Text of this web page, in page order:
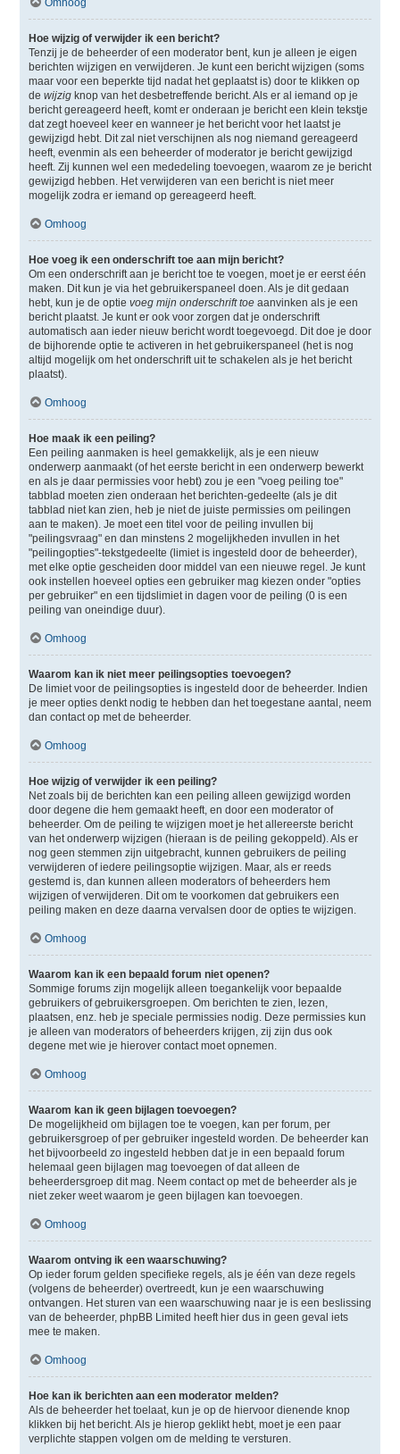
Omhoog
Hoe wijzig of verwijder ik een bericht?
Tenzij je de beheerder of een moderator bent, kun je alleen je eigen
berichten wijzigen en verwijderen. Je kunt een bericht wijzigen (soms
maar voor een beperkte tijd nadat het geplaatst is) door te klikken op
de wijzigknop van het desbetreffende bericht. Als er al iemand op je
bericht gereageerd heeft, komt er onderaan je bericht een klein tekstje
dat zegt hoeveel keer en wanneer je het bericht voor het laatst je
gewijzigd hebt. Dit zal niet verschijnen als nog niemand gereageerd
heeft, evenmin als een beheerder of moderator je bericht gewijzigd
heeft. Zij kunnen wel een mededeling toevoegen, waarom ze je bericht
gewijzigd hebben. Het verwijderen van een bericht is niet meer
mogelijk zodra er iemand op gereageerd heeft.
Omhoog
Hoe voeg ik een onderschrift toe aan mijn bericht?
Om een onderschrift aan je bericht toe te voegen, moet je er eerst één
maken. Dit kun je via het gebruikerspaneel doen. Als je dit gedaan
hebt, kun je de optie voeg mijn onderschrift toeaanvinken als je een
bericht plaatst. Je kunt er ook voor zorgen dat je onderschrift
automatisch aan ieder nieuw bericht wordt toegevoegd. Dit doe je door
de bijhorende optie te activeren in het gebruikerspaneel (het is nog
altijd mogelijk om het onderschrift uit te schakelen als je het bericht
plaatst).
Omhoog
Hoe maak ik een peiling?
Een peiling aanmaken is heel gemakkelijk, als je een nieuw
onderwerp aanmaakt (of het eerste bericht in een onderwerp bewerkt
en als je daar permissies voor hebt) zou je een "voeg peiling toe"
tabblad moeten zien onderaan het berichten-gedeelte (als je dit
tabblad niet kan zien, heb je niet de juiste permissies om peilingen
aan te maken). Je moet een titel voor de peiling invullen bij
"peilingsvraag" en dan minstens 2 mogelijkheden invullen in het
"peilingopties"-tekstgedeelte (limiet is ingesteld door de beheerder),
met elke optie gescheiden door middel van een nieuwe regel. Je kunt
ook instellen hoeveel opties een gebruiker mag kiezen onder "opties
per gebruiker" en een tijdslimiet in dagen voor de peiling (0 is een
peiling van oneindige duur).
Omhoog
Waarom kan ik niet meer peilingsopties toevoegen?
De limiet voor de peilingsopties is ingesteld door de beheerder. Indien
je meer opties denkt nodig te hebben dan het toegestane aantal, neem
dan contact op met de beheerder.
Omhoog
Hoe wijzig of verwijder ik een peiling?
Net zoals bij de berichten kan een peiling alleen gewijzigd worden
door degene die hem gemaakt heeft, en door een moderator of
beheerder. Om de peiling te wijzigen moet je het allereerste bericht
van het onderwerp wijzigen (hieraan is de peiling gekoppeld). Als er
nog geen stemmen zijn uitgebracht, kunnen gebruikers de peiling
verwijderen of iedere peilingsoptie wijzigen. Maar, als er reeds
gestemd is, dan kunnen alleen moderators of beheerders hem
wijzigen of verwijderen. Dit om te voorkomen dat gebruikers een
peiling maken en deze daarna vervalsen door de opties te wijzigen.
Omhoog
Waarom kan ik een bepaald forum niet openen?
Sommige forums zijn mogelijk alleen toegankelijk voor bepaalde
gebruikers of gebruikersgroepen. Om berichten te zien, lezen,
plaatsen, enz. heb je speciale permissies nodig. Deze permissies kun
je alleen van moderators of beheerders krijgen, zij zijn dus ook
degene met wie je hierover contact moet opnemen.
Omhoog
Waarom kan ik geen bijlagen toevoegen?
De mogelijkheid om bijlagen toe te voegen, kan per forum, per
gebruikersgroep of per gebruiker ingesteld worden. De beheerder kan
het bijvoorbeeld zo ingesteld hebben dat je in een bepaald forum
helemaal geen bijlagen mag toevoegen of dat alleen de
beheerdersgroep dit mag. Neem contact op met de beheerder als je
niet zeker weet waarom je geen bijlagen kan toevoegen.
Omhoog
Waarom ontving ik een waarschuwing?
Op ieder forum gelden specifieke regels, als je één van deze regels
(volgens de beheerder) overtreedt, kun je een waarschuwing
ontvangen. Het sturen van een waarschuwing naar je is een beslissing
van de beheerder, phpBB Limited heeft hier dus in geen geval iets
mee te maken.
Omhoog
Hoe kan ik berichten aan een moderator melden?
Als de beheerder het toelaat, kun je op de hiervoor dienende knop
klikken bij het bericht. Als je hierop geklikt hebt, moet je een paar
verplichte stappen volgen om de melding te versturen.